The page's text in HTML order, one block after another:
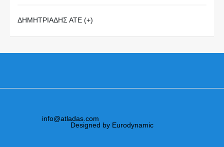
ΔΗΜΗΤΡΙΑΔΗΣ ΑΤΕ (+)
info@atladas.com
Designed by Eurodynamic